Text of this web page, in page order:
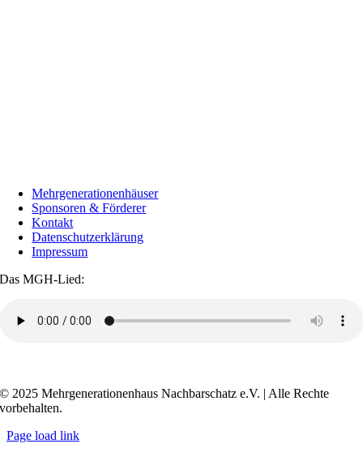
Mehrgenerationenhäuser
Sponsoren & Förderer
Kontakt
Datenschutzerklärung
Impressum
Das MGH-Lied:
© 2025 Mehrgenerationenhaus Nachbarschatz e.V. | Alle Rechte
vorbehalten.
Page load link